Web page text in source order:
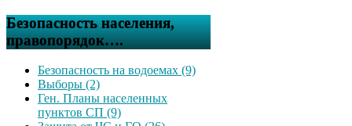
Безопасность населения,
правопорядок….
Безопасность на водоемах (9)
Выборы (2)
Ген. Планы населенных
пунктов СП (9)